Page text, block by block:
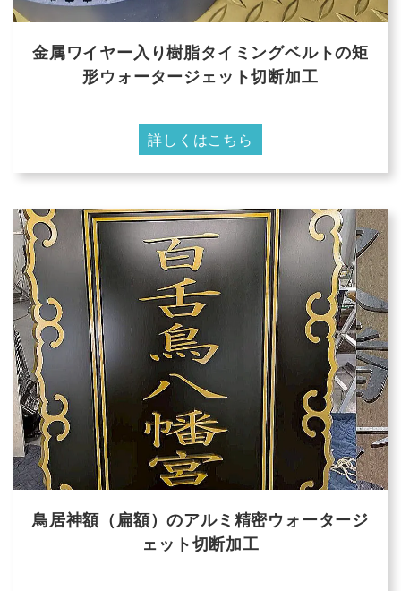
金属ワイヤー入り樹脂タイミングベルトの矩
形ウォータージェット切断加工
詳しくはこちら
鳥居神額（扁額）のアルミ精密ウォータージ
ェット切断加工